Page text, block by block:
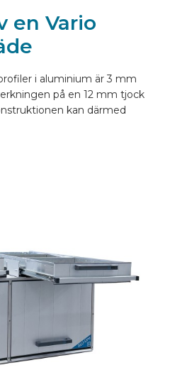
en Vario
i aluminium är 3 mm
på en 12 mm tjock
kan därmed